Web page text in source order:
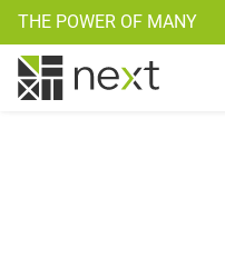
THE POWER OF MANY